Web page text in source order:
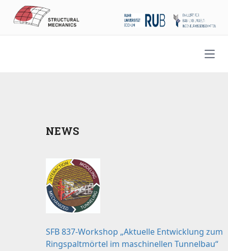
NEWS
SFB 837-Workshop „Aktuelle Entwicklung zum
Ringspaltmörtel im maschinellen Tunnelbau“